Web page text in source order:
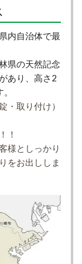
内自治体で最
県の天然記念
あり、高さ2
・取り付け）
！
様としっかり
をお出ししま